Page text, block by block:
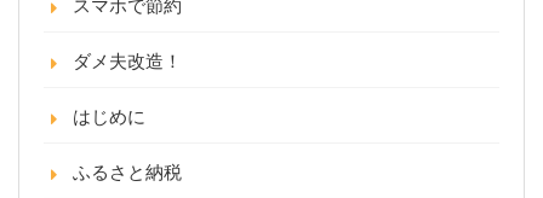
スマホで節約
ダメ夫改造！
はじめに
ふるさと納税